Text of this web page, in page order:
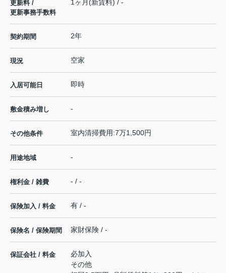
更新料 /
更新事務手数料
1ヶ月(新賃料) / -
契約期間 2年
現況 空家
入居可能日 即時
敷金積み増し -
その他条件 室内清掃費用:7万1,500円
用途地域 -
権利金 / 雑費 - / -
保険加入 / 料金 有 / -
保険名 / 保険期間 家財保険 / -
保証会社 / 料金
必加入
その他